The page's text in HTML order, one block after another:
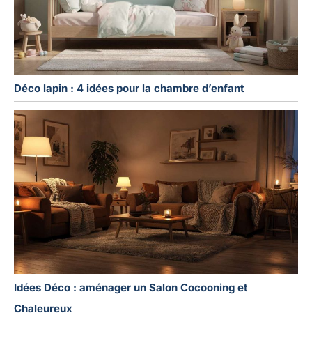
Déco lapin : 4 idées pour la chambre d’enfant
Idées Déco : aménager un Salon Cocooning et
Chaleureux